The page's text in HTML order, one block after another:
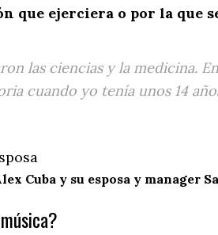
que ejerciera o por la que
las ciencias y la medicina.
cuando yo tenía unos 14
Cuba y su esposa y manager